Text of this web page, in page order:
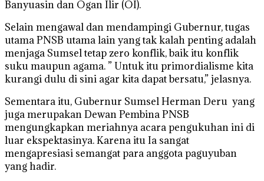
Banyuasin dan Ogan Ilir (OI).
Selain mengawal dan mendampingi Gubernur, tugas
utama PNSB utama lain yang tak kalah penting adalah
menjaga Sumsel tetap zero konflik, baik itu konflik
suku maupun agama. ” Untuk itu primordialisme kita
kurangi dulu di sini agar kita dapat bersatu,” jelasnya.
Sementara itu, Gubernur Sumsel Herman Deru yang
juga merupakan Dewan Pembina PNSB
mengungkapkan meriahnya acara pengukuhan ini di
luar ekspektasinya. Karena itu Ia sangat
mengapresiasi semangat para anggota paguyuban
yang hadir.